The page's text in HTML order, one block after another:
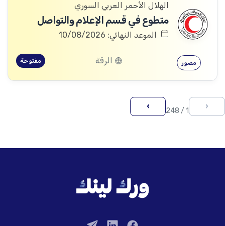
الهلال الأحمر العربي السوري
متطوع في قسم الإعلام والتواصل
الموعد النهائي: 10/08/2026
مصور الرقة مفتوحة
‹
1 / 248
›